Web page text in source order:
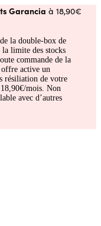
Garancia à 18,90€
la double-box de
la limite des stocks
commande de la
active un
résiliation de votre
mois. Non
avec d’autres